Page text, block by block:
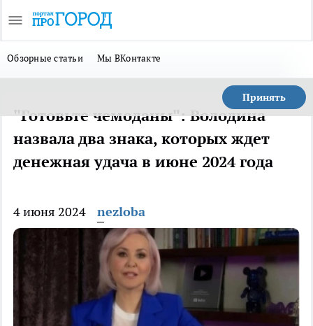
Обзорные статьи Мы ВКонтакте
Принять
"Готовьте чемоданы": Володина
назвала два знака, которых ждет
денежная удача в июне 2024 года
4 июня 2024 nezloba